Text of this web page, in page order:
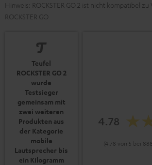
Hinweis: ROCKSTER GO 2 ist nicht kompatibel
ROCKSTER GO
Teufel
ROCKSTER GO 2
wurde
Testsieger
gemeinsam mit
zwei weiteren
Produkten aus
der Kategorie
mobile
Lautsprecher bis
ein Kilogramm
4.78
(4.78 von 5 bei